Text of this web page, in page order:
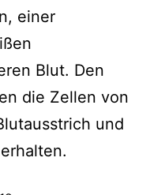
einer
Blut. Den
die Zellen von
und